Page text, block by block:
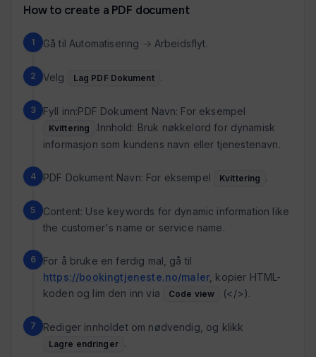
How to create a PDF document
Gå til Automatisering → Arbeidsflyt.
Velg Lag PDF Dokument .
Fyll inn:PDF Dokument Navn: For eksempel
Kvittering
.Innhold: Bruk nøkkelord for dynamisk
informasjon som kundens navn eller tjenestenavn.
PDF Dokument Navn: For eksempel Kvittering .
Content: Use keywords for dynamic information like
the customer's name or service name.
For å bruke en ferdig mal, gå til
https://bookingtjeneste.no/maler , kopier HTML-
koden og lim den inn via
Code view (</>).
Rediger innholdet om nødvendig, og klikk
Lagre endringer .